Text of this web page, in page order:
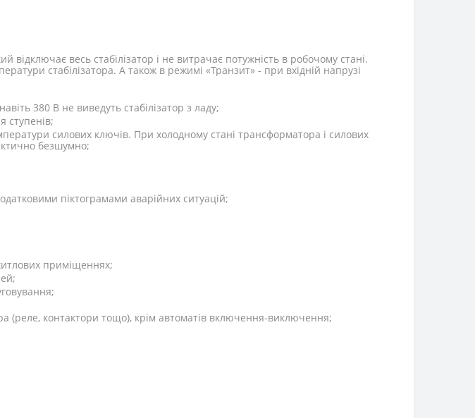
відключає весь стабілізатор і не витрачає потужність в робочому стані.
стабілізатора. А також в режимі «Транзит» - при вхідній напрузі
380 В не виведуть стабілізатор з ладу;
ступенів;
силових ключів. При холодному стані трансформатора і силових
безшумно;
піктограмами аварійних ситуацій;
приміщеннях;
(реле, контактори тощо), крім автоматів включення-виключення;